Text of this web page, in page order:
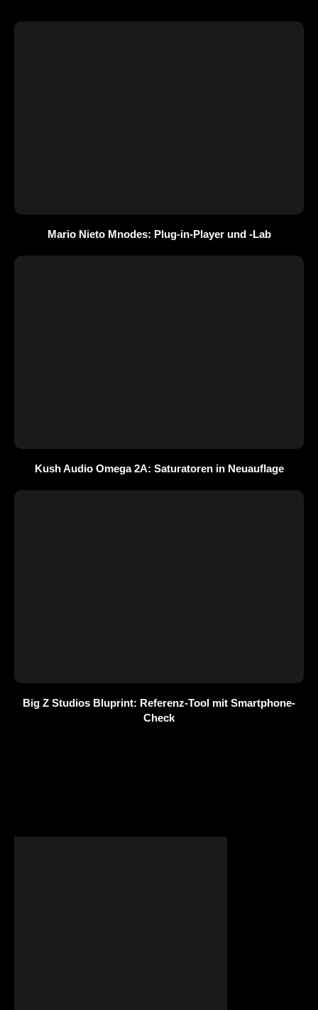
Mario Nieto Mnodes: Plug-in-Player und -Lab
Kush Audio Omega 2A: Saturatoren in Neuauflage
Big Z Studios Bluprint: Referenz-Tool mit Smartphone-
Check